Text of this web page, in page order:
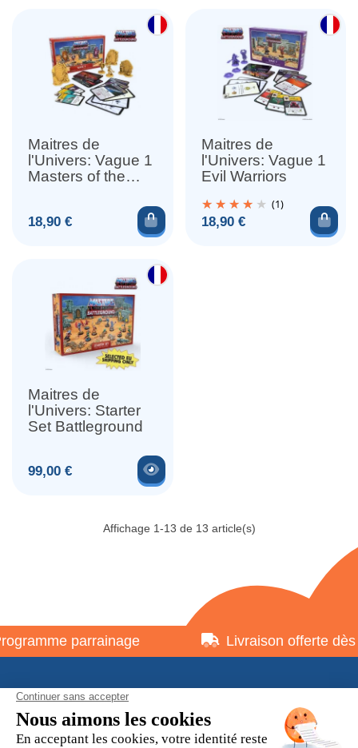
Maitres de
l'Univers: Vague 1
Masters of the
Prix
18,90 € Ajouter au panier
Maitres de
l'Univers: Vague 1
Evil Warriors
(1)
Prix
18,90 €
Maitres de
l'Univers: Starter
Set Battleground
Prix
99,00 € Voir le produit
Affichage 1-13 de 13 article(s)
parrainage Livraison offerte dès
À propos